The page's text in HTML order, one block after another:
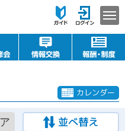
カレンダー
並べ替え